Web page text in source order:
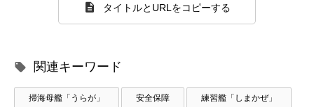
タイトルとURLをコピーする
関連キーワード
掃海母艦「うらが」 安全保障 練習艦「しまかぜ」